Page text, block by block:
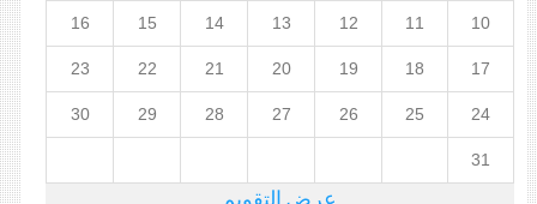
10
11
12
13
14
15
16
17
18
19
20
21
22
23
24
25
26
27
28
29
30
31